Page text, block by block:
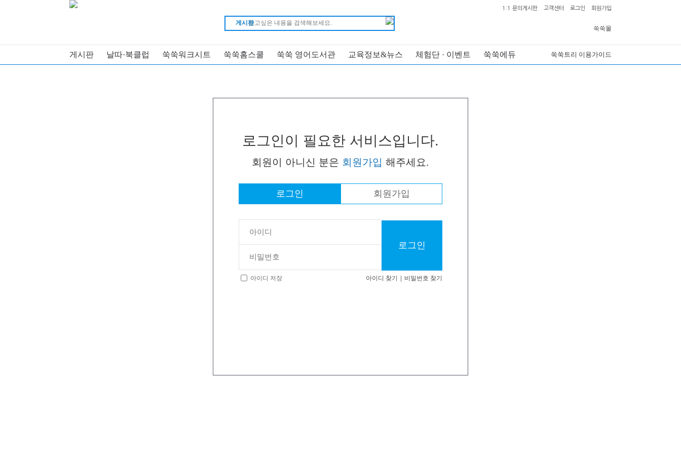
게시판
1:1 문의게시판 고객센터 로그인 회원가입
쑥쑥몰
게시판 날따·북클럽 쑥쑥워크시트 쑥쑥홈스쿨 쑥쑥 영어도서관 교육정보&뉴스 체험단 · 이벤트 쑥쑥에듀 쑥쑥트리 이용가이드
로그인이 필요한 서비스입니다.
회원이 아니신 분은 회원가입 해주세요.
로그인 회원가입
로그인
아이디 저장 아이디 찾기 | 비밀번호 찾기